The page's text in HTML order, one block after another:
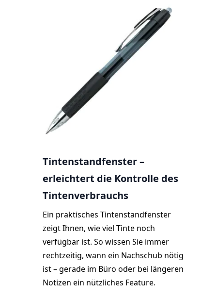
Tintenstandfenster –
erleichtert die Kontrolle des
Tintenverbrauchs
Ein praktisches Tintenstandfenster
zeigt Ihnen, wie viel Tinte noch
verfügbar ist. So wissen Sie immer
rechtzeitig, wann ein Nachschub nötig
ist – gerade im Büro oder bei längeren
Notizen ein nützliches Feature.